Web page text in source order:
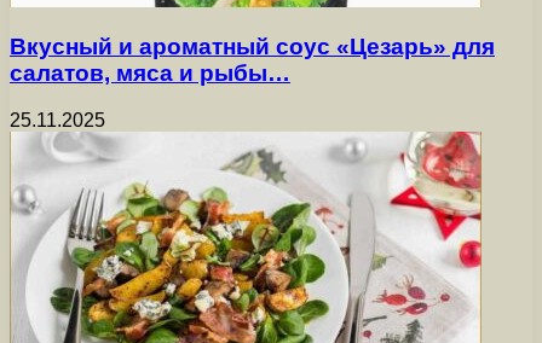
Вкусный и ароматный соус «Цезарь» для
салатов, мяса и рыбы…
25.11.2025